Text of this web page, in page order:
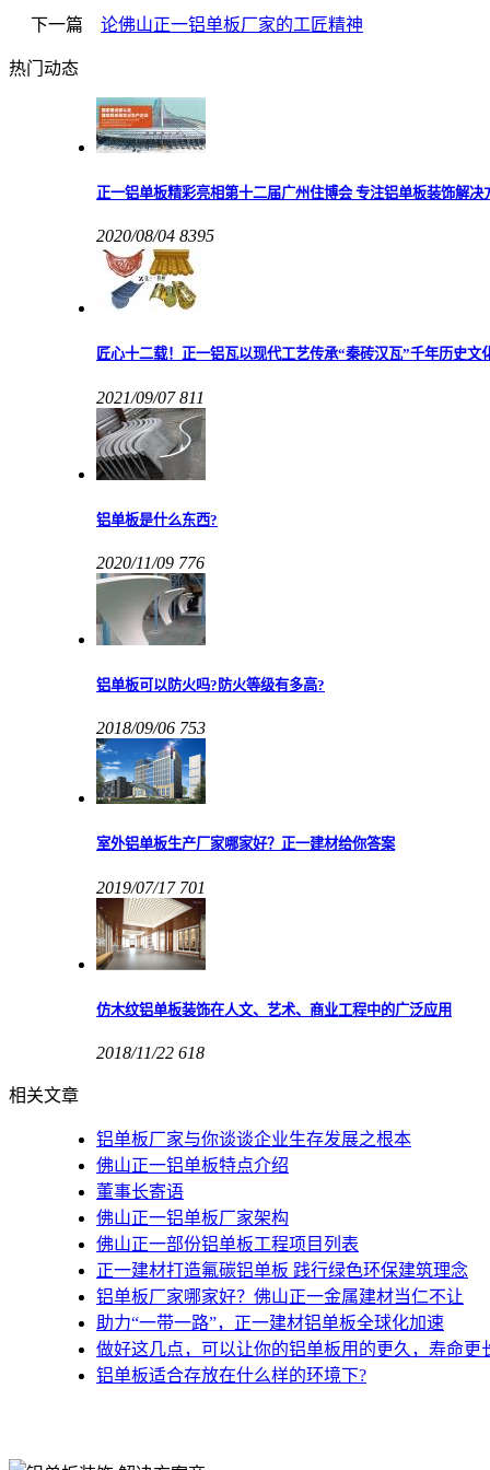
下一篇 论佛山正一铝单板厂家的工匠精神
热门动态
正一铝单板精彩亮相第十二届广州住博会 专注铝单板装饰解决
2020/08/04 8395
匠心十二载！正一铝瓦以现代工艺传承“秦砖汉瓦”千年历史文
2021/09/07 811
铝单板是什么东西?
2020/11/09 776
铝单板可以防火吗?防火等级有多高?
2018/09/06 753
室外铝单板生产厂家哪家好？正一建材给你答案
2019/07/17 701
仿木纹铝单板装饰在人文、艺术、商业工程中的广泛应用
2018/11/22 618
相关文章
铝单板厂家与你谈谈企业生存发展之根本
佛山正一铝单板特点介绍
董事长寄语
佛山正一铝单板厂家架构
佛山正一部份铝单板工程项目列表
正一建材打造氟碳铝单板 践行绿色环保建筑理念
铝单板厂家哪家好？佛山正一金属建材当仁不让
助力“一带一路”，正一建材铝单板全球化加速
做好这几点，可以让你的铝单板用的更久，寿命更
铝单板适合存放在什么样的环境下?